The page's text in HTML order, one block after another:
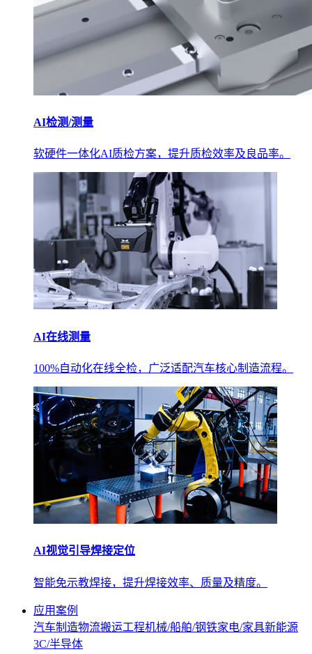
AI检测/测量
软硬件一体化AI质检方案，提升质检效率及良品率。
AI在线测量
100%自动化在线全检，广泛适配汽车核心制造流程。
AI视觉引导焊接定位
智能免示教焊接，提升焊接效率、质量及精度。
应用案例
汽车制造物流搬运工程机械/船舶/钢铁家电/家具新能源
3C/半导体